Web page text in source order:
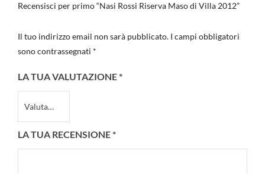
Recensisci per primo “Nasi Rossi Riserva Maso di Villa 2012”
Il tuo indirizzo email non sarà pubblicato. I campi obbligatori
sono contrassegnati *
LA TUA VALUTAZIONE*
LA TUA RECENSIONE*